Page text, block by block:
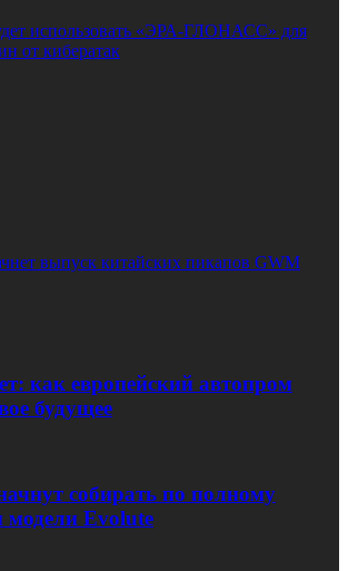
использовать «ЭРА-ГЛОНАСС» для
от кибератак
выпуск китайских пикапов GWM
как европейский автопром
будущее
собирать по полному
модели Evolute